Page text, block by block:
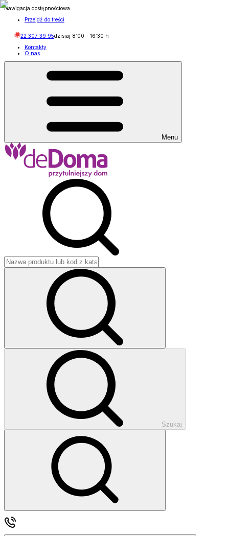
Nawigacja dostępnościowa
Przejdź do treści
22 307 39 95dzisiaj 8:00 - 16:30 h
Kontakty
O nas
Menu
Szukaj